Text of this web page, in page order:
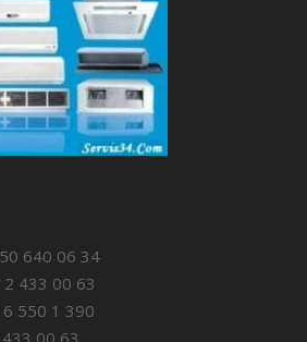
640 06 34
433 00 63
550 1 390